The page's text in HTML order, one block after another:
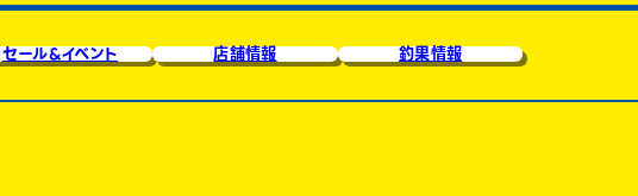
セール&イベント 店舗情報 釣果情報